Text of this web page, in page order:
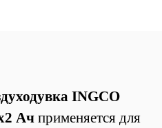
INGCO
Ач применяется для